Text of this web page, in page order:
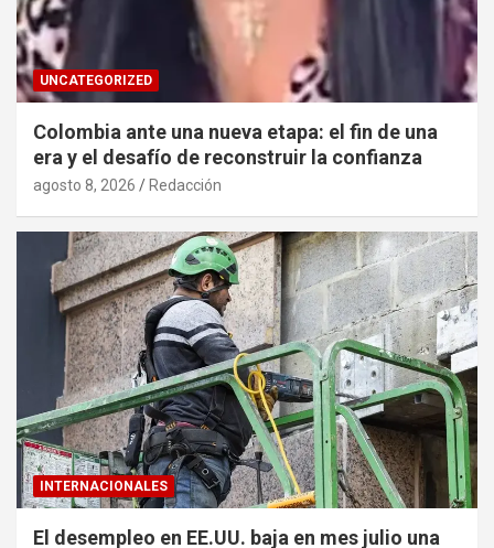
UNCATEGORIZED
Colombia ante una nueva etapa: el fin de una
era y el desafío de reconstruir la confianza
agosto 8, 2026 Redacción
INTERNACIONALES
El desempleo en EE.UU. baja en mes julio una